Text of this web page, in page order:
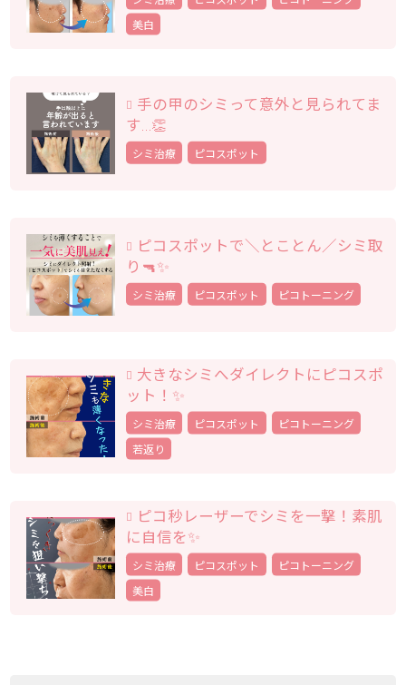
美白
手の甲のシミって意外と見られてま
す…👏
シミ治療 ピコスポット
ピコスポットで＼とことん／シミ取
り🔫✨
シミ治療 ピコスポット ピコトーニング
大きなシミへダイレクトにピコスポ
ット！✨
シミ治療 ピコスポット
ピコトーニング
若返り
ピコ秒レーザーでシミを一撃！素肌
に自信を✨
シミ治療 ピコスポット
ピコトーニング
美白